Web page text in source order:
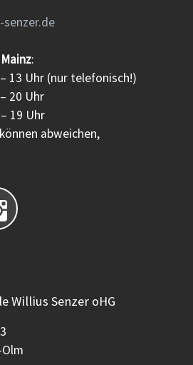
Mainz:
Uhr (nur telefonisch!)
20 Uhr
Uhr
abweichen,
Willius Senzer oHG